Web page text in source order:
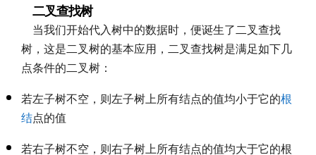
二叉查找树
当我们开始代入树中的数据时，便诞生了二叉查找
树，这是二叉树的基本应用，二叉查找树是满足如下几
点条件的二叉树：
若左子树不空，则左子树上所有结点的值均小于它的根
结点的值
若右子树不空，则右子树上所有结点的值均大于它的根